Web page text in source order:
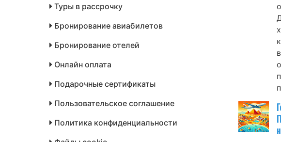
Туры в рассрочку
Бронирование авиабилетов
Бронирование отелей
Онлайн оплата
Подарочные сертификаты
Пользовательское соглашение
Политика конфиденциальности